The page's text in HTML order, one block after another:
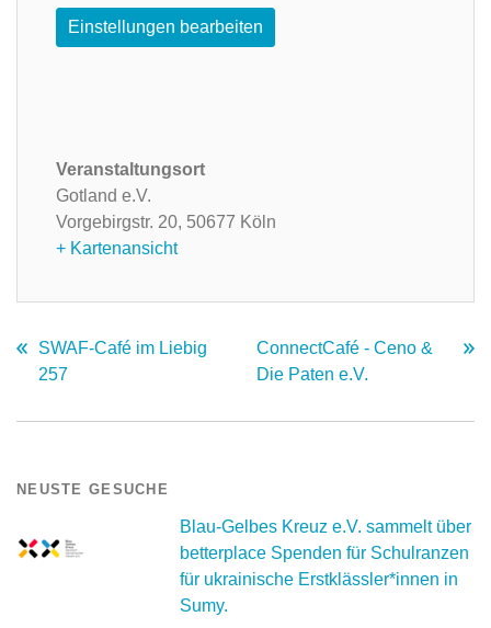
Einstellungen bearbeiten
Veranstaltungsort
Gotland e.V.
Vorgebirgstr. 20, 50677 Köln
+ Kartenansicht
SWAF-Café im Liebig
257
ConnectCafé - Ceno &
Die Paten e.V.
NEUSTE GESUCHE
Blau-Gelbes Kreuz e.V. sammelt über
betterplace Spenden für Schulranzen
für ukrainische Erstklässler*innen in
Sumy.